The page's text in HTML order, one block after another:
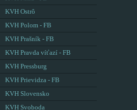
KVH Ostrô
KVH Polom - FB
KVH Prašník - FB
KVH Pravda víťazí - FB
KVH Pressburg
KVH Prievidza - FB
KVH Slovensko
KVH Svoboda